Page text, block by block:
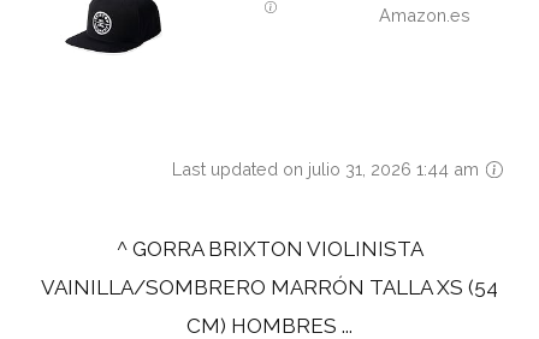
Amazon.es
Last updated on julio 31, 2026 1:44 am
^ GORRA BRIXTON VIOLINISTA
VAINILLA/SOMBRERO MARRÓN TALLA XS (54
CM) HOMBRES ...